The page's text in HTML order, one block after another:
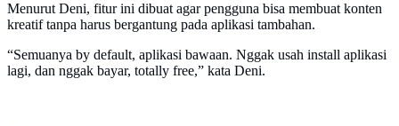
Menurut Deni, fitur ini dibuat agar pengguna bisa membuat konten
kreatif tanpa harus bergantung pada aplikasi tambahan.
“Semuanya by default, aplikasi bawaan. Nggak usah install aplikasi
lagi, dan nggak bayar, totally free,” kata Deni.